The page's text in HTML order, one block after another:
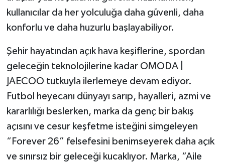
kullanıcılar da her yolculuğa daha güvenli, daha
konforlu ve daha huzurlu başlayabiliyor.
Şehir hayatından açık hava keşiflerine, spordan
geleceğin teknolojilerine kadar OMODA |
JAECOO tutkuyla ilerlemeye devam ediyor.
Futbol heyecanı dünyayı sarıp, hayalleri, azmi ve
kararlılığı beslerken, marka da genç bir bakış
açısını ve cesur keşfetme isteğini simgeleyen
“Forever 26” felsefesini benimseyerek daha açık
ve sınırsız bir geleceği kucaklıyor. Marka, “Aile